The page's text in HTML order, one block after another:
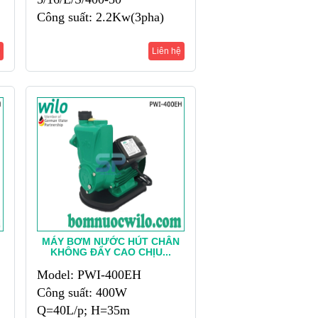
Công suất: 2.2Kw(3pha)
Liên hệ
MÁY BƠM NƯỚC HÚT CHÂN
KHÔNG ĐẨY CAO CHỊU...
Model: PWI-400EH
Công suất: 400W
Q=40L/p; H=35m